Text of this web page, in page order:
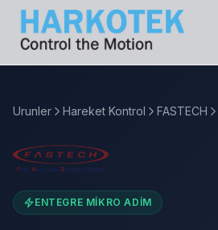
Urunler Hareket Kontrol FASTECH
ENTEGRE MIKRO ADIM